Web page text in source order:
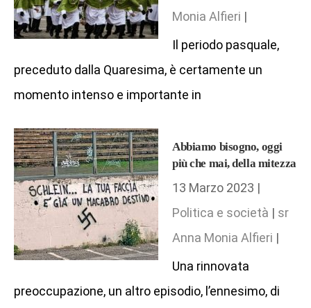
Monia Alfieri |
Il periodo pasquale,
preceduto dalla Quaresima, è certamente un
momento intenso e importante in
Abbiamo bisogno, oggi
più che mai, della mitezza
13 Marzo 2023 |
Politica e società | sr
Anna Monia Alfieri |
Una rinnovata
preoccupazione, un altro episodio, l’ennesimo, di